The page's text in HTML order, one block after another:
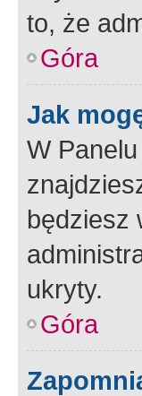
to, że
Góra
Jak
W
będziesz
ukryty.
Góra